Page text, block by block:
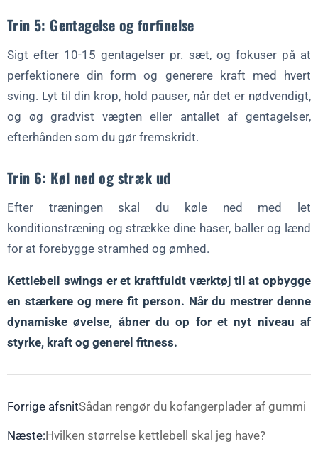
Trin 5: Gentagelse og forfinelse
Sigt efter 10-15 gentagelser pr. sæt, og fokuser på at
perfektionere din form og generere kraft med hvert
sving. Lyt til din krop, hold pauser, når det er nødvendigt,
og øg gradvist vægten eller antallet af gentagelser,
efterhånden som du gør fremskridt.
Trin 6: Køl ned og stræk ud
Efter træningen skal du køle ned med let
konditionstræning og strække dine haser, baller og lænd
for at forebygge stramhed og ømhed.
Kettlebell swings er et kraftfuldt værktøj til at opbygge
en stærkere og mere fit person. Når du mestrer denne
dynamiske øvelse, åbner du op for et nyt niveau af
styrke, kraft og generel fitness.
Forrige afsnitSådan rengør du kofangerplader af gummi
Næste:Hvilken størrelse kettlebell skal jeg have?